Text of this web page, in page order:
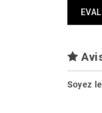
Soyez